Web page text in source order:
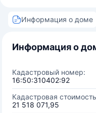
Информация о доме
Информация о
Кадастровый номер:
16:50:310402:92
Кадастровая
21 518 071,95